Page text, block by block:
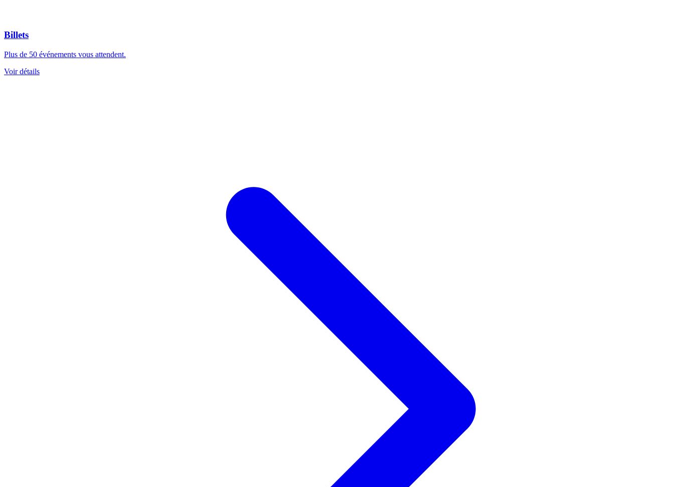
Billets
Plus de 50 événements vous attendent.
Voir détails